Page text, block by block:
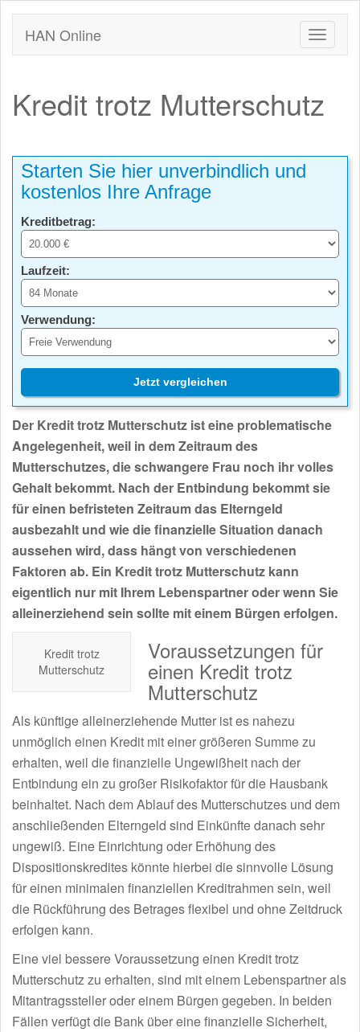
HAN Online
Kredit trotz Mutterschutz
Starten Sie hier unverbindlich und
kostenlos Ihre Anfrage
Kreditbetrag:
Laufzeit:
Verwendung:
Jetzt vergleichen
Der Kredit trotz Mutterschutz ist eine problematische
Angelegenheit, weil in dem Zeitraum des
Mutterschutzes, die schwangere Frau noch ihr volles
Gehalt bekommt. Nach der Entbindung bekommt sie
für einen befristeten Zeitraum das Elterngeld
ausbezahlt und wie die finanzielle Situation danach
aussehen wird, dass hängt von verschiedenen
Faktoren ab. Ein Kredit trotz Mutterschutz kann
eigentlich nur mit Ihrem Lebenspartner oder wenn Sie
alleinerziehend sein sollte mit einem Bürgen erfolgen.
Kredit trotz
Mutterschutz
Voraussetzungen für
einen Kredit trotz
Mutterschutz
Als künftige alleinerziehende Mutter ist es nahezu
unmöglich einen Kredit mit einer größeren Summe zu
erhalten, weil die finanzielle Ungewißheit nach der
Entbindung ein zu großer Risikofaktor für die Hausbank
beinhaltet. Nach dem Ablauf des Mutterschutzes und dem
anschließenden Elterngeld sind Einkünfte danach sehr
ungewiß. Eine Einrichtung oder Erhöhung des
Dispositionskredites könnte hierbei die sinnvolle Lösung
für einen minimalen finanziellen Kreditrahmen sein, weil
die Rückführung des Betrages flexibel und ohne Zeitdruck
erfolgen kann.
Eine viel bessere Voraussetzung einen Kredit trotz
Mutterschutz zu erhalten, sind mit einem Lebenspartner als
Mitantragssteller oder einem Bürgen gegeben. In beiden
Fällen verfügt die Bank über eine finanzielle Sicherheit,